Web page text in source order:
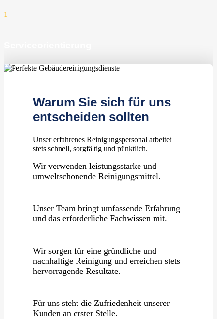
1
1
zufriedene Kunden
Warum Sie sich für uns
entscheiden sollten
Unser erfahrenes Reinigungspersonal arbeitet
stets schnell, sorgfältig und pünktlich.
Wir verwenden leistungsstarke und
umweltschonende Reinigungsmittel.
Unser Team bringt umfassende Erfahrung
und das erforderliche Fachwissen mit.
Wir sorgen für eine gründliche und
nachhaltige Reinigung und erreichen stets
hervorragende Resultate.
Für uns steht die Zufriedenheit unserer
Kunden an erster Stelle.